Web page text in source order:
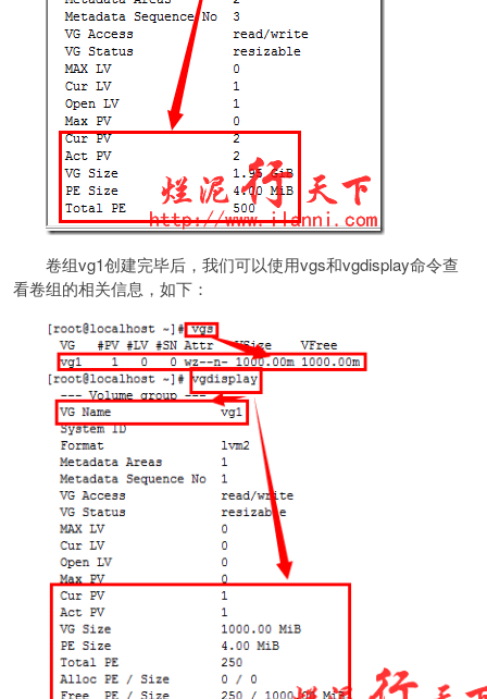
卷组vg1创建完毕后，我们可以使用vgs和vgdisplay命令查
看卷组的相关信息，如下：